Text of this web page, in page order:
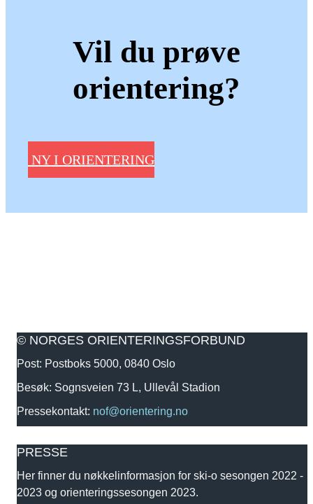
Vil du prøve
orientering?
NY I ORIENTERING
© NORGES ORIENTERINGSFORBUND
Post: Postboks 5000, 0840 Oslo
Besøk: Sognsveien 73 L, Ullevål Stadion
Pressekontakt: nof@orientering.no
PRESSE
Her finner du nøkkelinformasjon for ski-o sesongen 2022 -
2023 og orienteringssesongen 2023.